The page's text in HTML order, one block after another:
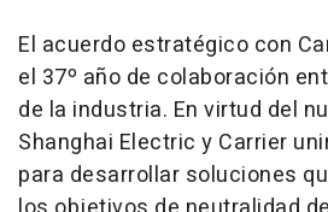
El acuerdo estratégico con
el 37º año de colaboración
de la industria. En virtud del
Shanghai Electric y Carrier
para desarrollar soluciones